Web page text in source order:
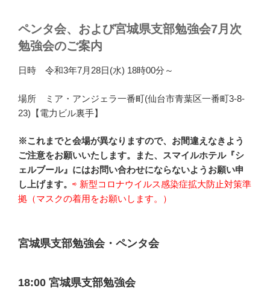
ペンタ会、および宮城県支部勉強会7月次
勉強会のご案内
日時 令和3年7月28日(水) 18時00分～
場所 ミア・アンジェラ一番町(仙台市青葉区一番町3-8-
23)【電力ビル裏手】
※これまでと会場が異なりますので、お間違えなきよう
ご注意をお願いいたします。また、
スマイルホテル『シ
ェルブール』にはお問い合わせにならないようお願い申
し上げます。 ⇨ 新型コロナウイルス感染症拡大防止対策準
拠 （マスクの着用をお願いします。）
宮城県支部勉強会・ペンタ会
18:00 宮城県支部勉強会